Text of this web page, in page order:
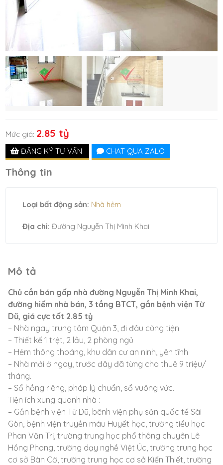
Mức giá: 2.85 tỷ
ĐĂNG KÝ TƯ VẤN CHAT QUA ZALO
Thông tin
Loại bất động sản: Nhà hẻm
Địa chỉ:Đường Nguyễn Thị Minh Khai
Mô tả
Chủ cần bán gấp nhà đường Nguyễn Thị Minh Khai,
đường hiếm nhà bán, 3 tầng BTCT, gần bệnh viện Từ
Dũ, giá cực tốt 2.85 tỷ
– Nhà ngay trung tâm Quận 3, đi đâu cũng tiện
– Thiết kế 1 trệt, 2 lầu, 2 phòng ngủ
– Hẻm thông thoáng, khu dân cư an ninh, yên tĩnh
– Nhà mới ở ngay, trước đây đã từng cho thuê 9 triệu/
tháng.
– Sổ hồng riêng, pháp lý chuẩn, sổ vuông vức.
Tiện ích xung quanh nhà :
– Gần bệnh viện Từ Dũ, bênh viện phụ sản quốc tế Sài
Gòn, bệnh viện truyền máu Huyết học, trường tiểu học
Phan Văn Trị, trường trung học phổ thông chuyên Lê
Hồng Phong, trường dạy nghề Việt Úc, trường trung học
cơ sở Bàn Cờ, trường trung học cơ sở Kiến Thiết, trường